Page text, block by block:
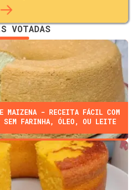
VOTADAS
MAIZENA - RECEITA FÁCIL COM
FARINHA, ÓLEO, OU LEITE